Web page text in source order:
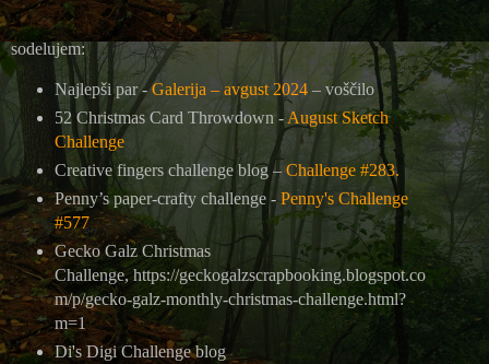
sodelujem:
Najlepši par -Galerija – avgust 2024– voščilo
52 Christmas Card Throwdown - August Sketch
Challenge
Creative fingers challenge blog – Challenge #283.
Penny’s paper-crafty challenge - Penny's Challenge
#577
Gecko Galz Christmas
Challenge, https://geckogalzscrapbooking.blogspot.co
m/p/gecko-galz-monthly-christmas-challenge.html?
m=1
Di's Digi Challenge blog